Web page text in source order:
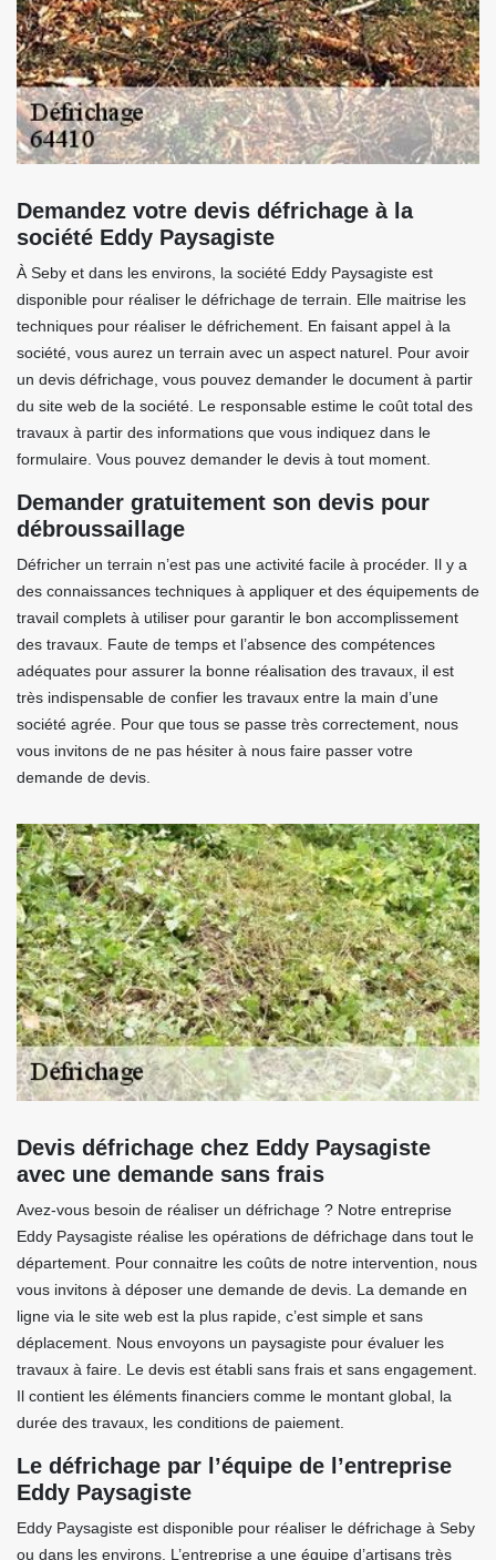
Demandez votre devis défrichage à la
société Eddy Paysagiste
À Seby et dans les environs, la société Eddy Paysagiste est
disponible pour réaliser le défrichage de terrain. Elle maitrise les
techniques pour réaliser le défrichement. En faisant appel à la
société, vous aurez un terrain avec un aspect naturel. Pour avoir
un devis défrichage, vous pouvez demander le document à partir
du site web de la société. Le responsable estime le coût total des
travaux à partir des informations que vous indiquez dans le
formulaire. Vous pouvez demander le devis à tout moment.
Demander gratuitement son devis pour
débroussaillage
Défricher un terrain n’est pas une activité facile à procéder. Il y a
des connaissances techniques à appliquer et des équipements de
travail complets à utiliser pour garantir le bon accomplissement
des travaux. Faute de temps et l’absence des compétences
adéquates pour assurer la bonne réalisation des travaux, il est
très indispensable de confier les travaux entre la main d’une
société agrée. Pour que tous se passe très correctement, nous
vous invitons de ne pas hésiter à nous faire passer votre
demande de devis.
Devis défrichage chez Eddy Paysagiste
avec une demande sans frais
Avez-vous besoin de réaliser un défrichage ? Notre entreprise
Eddy Paysagiste réalise les opérations de défrichage dans tout le
département. Pour connaitre les coûts de notre intervention, nous
vous invitons à déposer une demande de devis. La demande en
ligne via le site web est la plus rapide, c’est simple et sans
déplacement. Nous envoyons un paysagiste pour évaluer les
travaux à faire. Le devis est établi sans frais et sans engagement.
Il contient les éléments financiers comme le montant global, la
durée des travaux, les conditions de paiement.
Le défrichage par l’équipe de l’entreprise
Eddy Paysagiste
Eddy Paysagiste est disponible pour réaliser le défrichage à Seby
ou dans les environs. L’entreprise a une équipe d’artisans très